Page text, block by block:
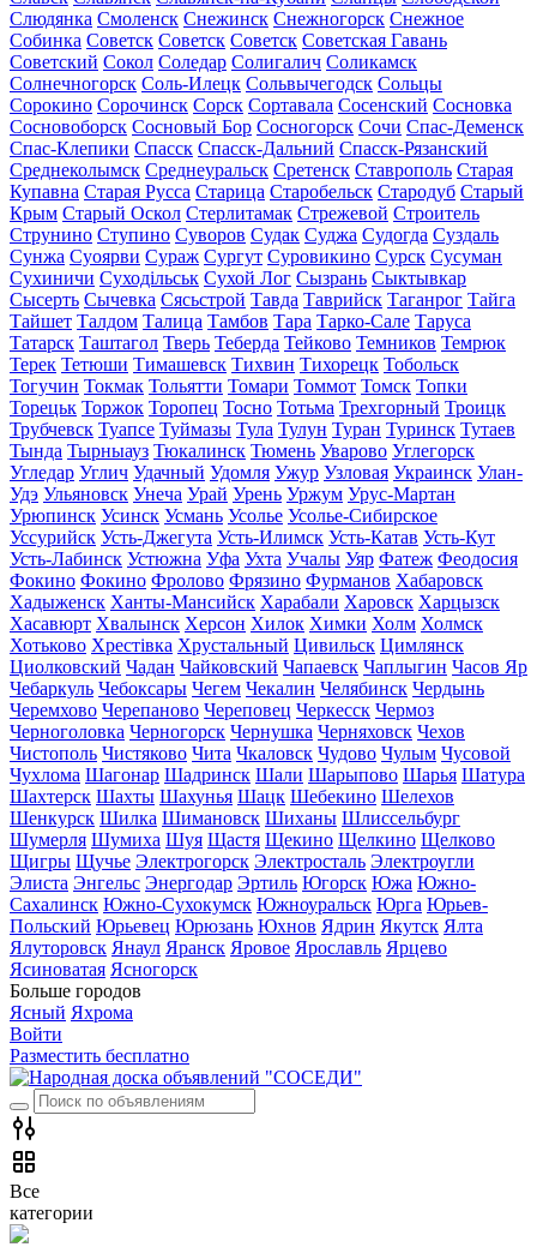
Слюдянка Смоленск Снежинск Снежногорск Снежное
Собинка Советск Советск Советск Советская Гавань
Советский Сокол Соледар Солигалич Соликамск
Солнечногорск Соль-Илецк Сольвычегодск Сольцы
Сорокино Сорочинск Сорск Сортавала Сосенский Сосновка
Сосновоборск Сосновый Бор Сосногорск Сочи Спас-Деменск
Спас-Клепики Спасск Спасск-Дальний Спасск-Рязанский
Среднеколымск Среднеуральск Сретенск Ставрополь Старая
Купавна Старая Русса Старица Старобельск Стародуб Старый
Крым Старый Оскол Стерлитамак Стрежевой Строитель
Струнино Ступино Суворов Судак Суджа Судогда Суздаль
Сунжа Суоярви Сураж Сургут Суровикино Сурск Сусуман
Сухиничи Суходільськ Сухой Лог Сызрань Сыктывкар
Сысерть Сычевка Сясьстрой Тавда Таврийск Таганрог Тайга
Тайшет Талдом Талица Тамбов Тара Тарко-Сале Таруса
Татарск Таштагол Тверь Теберда Тейково Темников Темрюк
Терек Тетюши Тимашевск Тихвин Тихорецк Тобольск
Тогучин Токмак Тольятти Томари Томмот Томск Топки
Торецьк Торжок Торопец Тосно Тотьма Трехгорный Троицк
Трубчевск Туапсе Туймазы Тула Тулун Туран Туринск Тутаев
Тында Тырныауз Тюкалинск Тюмень Уварово Углегорск
Угледар Углич Удачный Удомля Ужур Узловая Украинск Улан-
Удэ Ульяновск Унеча Урай Урень Уржум Урус-Мартан
Урюпинск Усинск Усмань Усолье Усолье-Сибирское
Уссурийск Усть-Джегута Усть-Илимск Усть-Катав Усть-Кут
Усть-Лабинск Устюжна Уфа Ухта Учалы Уяр Фатеж Феодосия
Фокино Фокино Фролово Фрязино Фурманов Хабаровск
Хадыженск Ханты-Мансийск Харабали Харовск Харцызск
Хасавюрт Хвалынск Херсон Хилок Химки Холм Холмск
Хотьково Хрестівка Хрустальный Цивильск Цимлянск
Циолковский Чадан Чайковский Чапаевск Чаплыгин Часов Яр
Чебаркуль Чебоксары Чегем Чекалин Челябинск Чердынь
Черемхово Черепаново Череповец Черкесск Чермоз
Черноголовка Черногорск Чернушка Черняховск Чехов
Чистополь Чистяково Чита Чкаловск Чудово Чулым Чусовой
Чухлома Шагонар Шадринск Шали Шарыпово Шарья Шатура
Шахтерск Шахты Шахунья Шацк Шебекино Шелехов
Шенкурск Шилка Шимановск Шиханы Шлиссельбург
Шумерля Шумиха Шуя Щастя Щекино Щелкино Щелково
Щигры Щучье Электрогорск Электросталь Электроугли
Элиста Энгельс Энергодар Эртиль Югорск Южа Южно-
Сахалинск Южно-Сухокумск Южноуральск Юрга Юрьев-
Польский Юрьевец Юрюзань Юхнов Ядрин Якутск Ялта
Ялуторовск Янаул Яранск Яровое Ярославль Ярцево
Ясиноватая Ясногорск
Больше городов
Ясный Яхрома
Войти
Разместить бесплатно
Все
категории